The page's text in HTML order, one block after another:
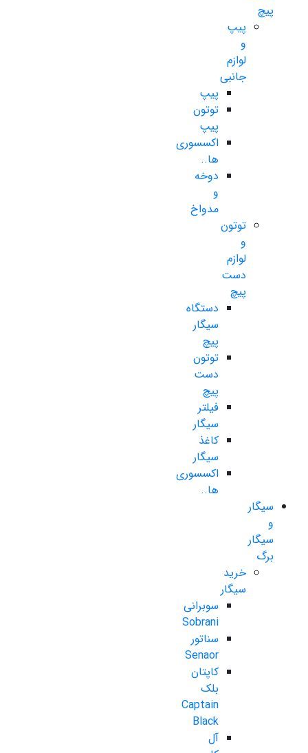
پیچ
پیپ
و
لوازم
جانبی
پیپ
توتون
پیپ
اکسسوری
ها..
دوخه
و
مدواخ
توتون
و
لوازم
دست
پیچ
دستگاه
سیگار
پیچ
توتون
دست
پیچ
فیلتر
سیگار
کاغذ
سیگار
اکسسوری
ها..
سیگار
و
سیگار
برگ
خرید
سیگار
سوبرانی
Sobrani
سناتور
Senaor
کاپتان
بلک
Captain
Black
آل